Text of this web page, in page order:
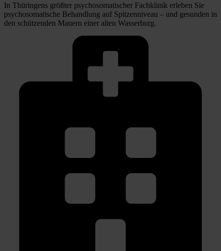
In Thüringens größter psychosomatischer Fachklinik erleben Sie
psychosomatische Behandlung auf Spitzenniveau – und gesunden in
den schützenden Mauern einer alten Wasserburg.